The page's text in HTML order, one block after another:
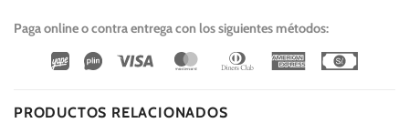
Paga online o contra entrega con los siguientes métodos:
Wirecard
Vipps Visa MasterCardDinners
American
PRODUCTOS RELACIONADOS